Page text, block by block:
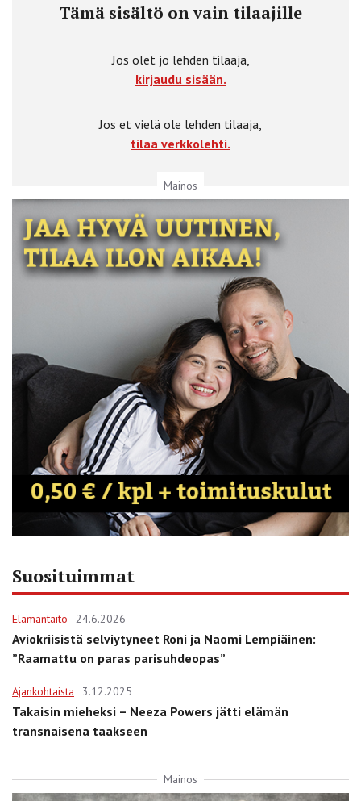
Tämä sisältö on vain tilaajille
Jos olet jo lehden tilaaja,
kirjaudu sisään.
Jos et vielä ole lehden tilaaja,
tilaa verkkolehti.
Mainos
Suosituimmat
Elämäntaito 24.6.2026
Aviokriisistä selviytyneet Roni ja Naomi Lempiäinen:
”Raamattu on paras parisuhdeopas”
Ajankohtaista 3.12.2025
Takaisin mieheksi – Neeza Powers jätti elämän
transnaisena taakseen
Mainos